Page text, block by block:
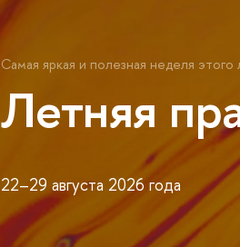
Самая яркая и полезная неделя этого
Летняя
22–29 августа 2026 года